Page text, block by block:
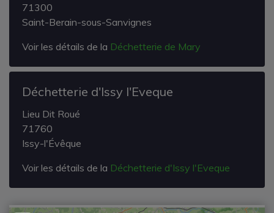
71300
Saint-Berain-sous-Sanvignes
Voir les détails de la Déchetterie de Mary
Déchetterie d'Issy l'Eveque
Lieu Dit Roué
71760
Issy-l'Évêque
Voir les détails de la Déchetterie d'Issy l'Eveque